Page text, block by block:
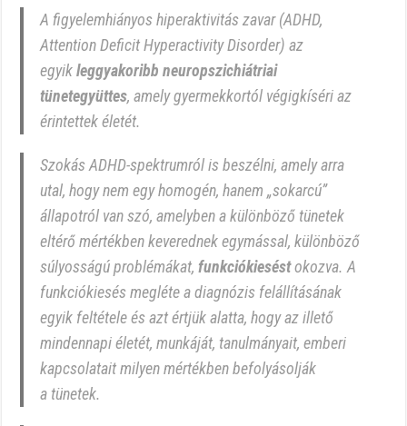
A figyelemhiányos hiperaktivitás zavar (ADHD,
Attention Deficit Hyperactivity Disorder) az
egyikleggyakoribb neuropszichiátriai
tünetegyüttes, amely gyermekkortól végigkíséri az
érintettek életét.
Szokás ADHD-spektrumról is beszélni, amely arra
utal, hogy nem egy homogén, hanem „sokarcú”
állapotról van szó, amelyben a különböző tünetek
eltérő mértékben keverednek egymással, különböző
súlyosságú problémákat, funkciókieséstokozva. A
funkciókiesés megléte a diagnózis felállításának
egyik feltétele és azt értjük alatta, hogy az illető
mindennapi életét, munkáját, tanulmányait, emberi
kapcsolatait milyen mértékben befolyásolják
a tünetek.